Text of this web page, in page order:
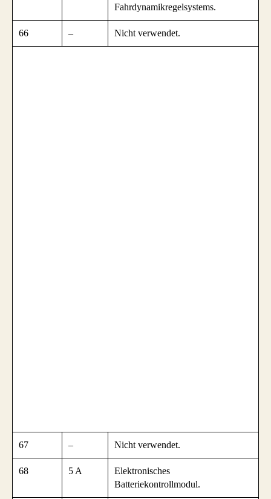
Fahrdynamikregelsystems.
66 – Nicht verwendet.
67 – Nicht verwendet.
68 5 A
Elektronisches
Batteriekontrollmodul.